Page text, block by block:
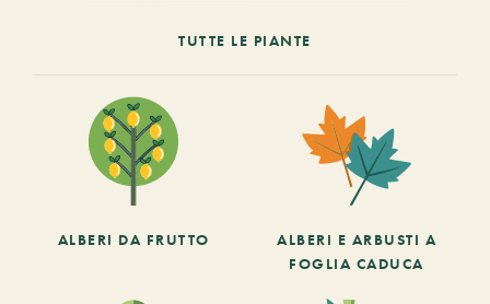
TUTTE LE PIANTE
ALBERI DA FRUTTO
ALBERI E ARBUSTI A
FOGLIA CADUCA